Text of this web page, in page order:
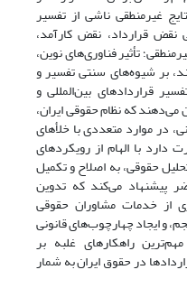
غیرمنطقی ناشی از تفسیر
نقض قرارداد، نقض کارآمد،
تأثیر فناوری‌های نوین،
بر شیوه‌های سنتی تفسیر و
قراردادهای بین‌المللی و
که نظام حقوقی ایران،
در موارد متعددی با خلأهای
با الهام از رویکردهای
حقوقی، به اصلاح و تکمیل
پیشنهاد می‌کند که تدوین
از خدمات مشاوران حقوقی
و ایجاد چهارچوب‌های قانونی
راهکارهای غلبه بر
در حقوق ایران به شمار